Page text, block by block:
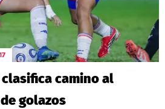
clasifica camino al
golazos